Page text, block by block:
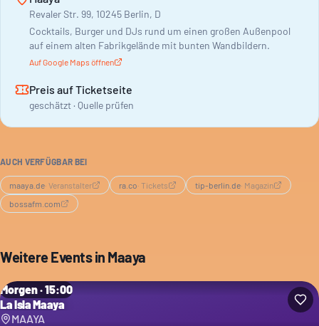
Revaler Str. 99, 10245 Berlin, D
Cocktails, Burger und DJs rund um einen großen Außenpool
auf einem alten Fabrikgelände mit bunten Wandbildern.
Auf Google Maps öffnen
Preis auf Ticketseite
geschätzt · Quelle prüfen
AUCH VERFÜGBAR BEI
maaya.de· Veranstalter ra.co· Tickets tip-berlin.de· Magazin
bossafm.com
Weitere Events in Maaya
Morgen · 15:00
La Isla Maaya
MAAYA